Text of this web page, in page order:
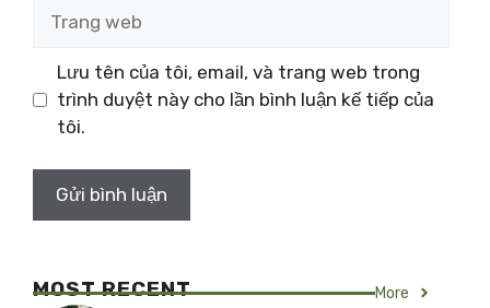
Lưu tên của tôi, email, và trang web trong
trình duyệt này cho lần bình luận kế tiếp của
tôi.
MOST RECENT More